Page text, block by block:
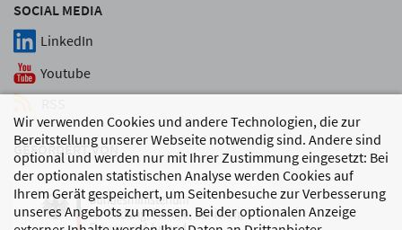
Wir verwenden Cookies und andere Technologien, die zur
Bereitstellung unserer Webseite notwendig sind. Andere sind
optional und werden nur mit Ihrer Zustimmung eingesetzt: Bei
der optionalen statistischen Analyse werden Cookies auf
Ihrem Gerät gespeichert, um Seitenbesuche zur Verbesserung
unseres Angebots zu messen. Bei der optionalen Anzeige
SOCIAL MEDIA
LinkedIn
Youtube
GEFÖRDERT VON